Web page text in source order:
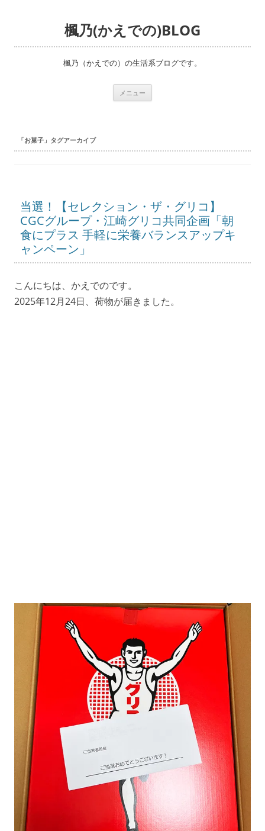
楓乃(かえでの)BLOG
楓乃（かえでの）の生活系ブログです。
メニュー
キ
「お菓子」タグアーカイブ
当選！【セレクション・ザ・グリコ】
CGCグループ・江崎グリコ共同企画「朝
食にプラス 手軽に栄養バランスアップキ
ャンペーン」
こんにちは、かえでのです。
2025年12月24日、荷物が届きました。